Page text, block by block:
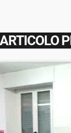
ARTICOLO